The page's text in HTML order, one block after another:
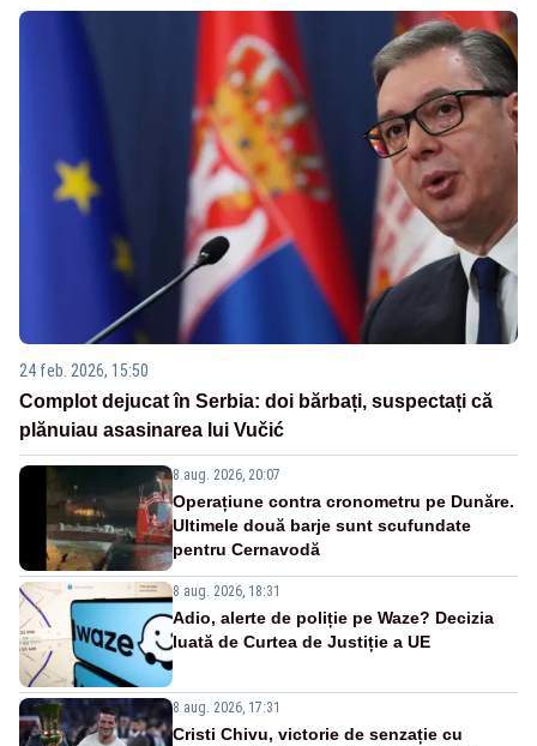
24 feb. 2026, 15:50
Complot dejucat în Serbia: doi bărbați, suspectați că
plănuiau asasinarea lui Vučić
8 aug. 2026, 20:07
Operațiune contra cronometru pe Dunăre.
Ultimele două barje sunt scufundate
pentru Cernavodă
8 aug. 2026, 18:31
Adio, alerte de poliție pe Waze? Decizia
luată de Curtea de Justiție a UE
8 aug. 2026, 17:31
Cristi Chivu, victorie de senzație cu